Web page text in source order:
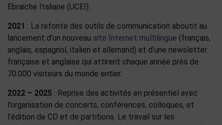
Ebraiche Italiane (UCEI).
2021 : La refonte des outils de communication aboutit au
lancement d’un nouveau site Internet multilingue (français,
anglais, espagnol, italien et allemand) et d’une newsletter
française et anglaise qui attirent chaque année près de
70.000 visiteurs du monde entier.
2022 – 2025 : Reprise des activités en présentiel avec
l’organisation de concerts, conférences, colloques, et
l’édition de CD et de partitions. Le travail sur les